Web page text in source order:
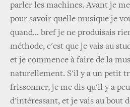
parler les machines. Avant je
pour savoir quelle musique je
quand... bref je ne produisais
méthode, c'est que je vais au
et je commence à faire de la
naturellement. S'il y a un petit
frissonner, je me dis qu'il y a
d'intéressant, et je vais au bout